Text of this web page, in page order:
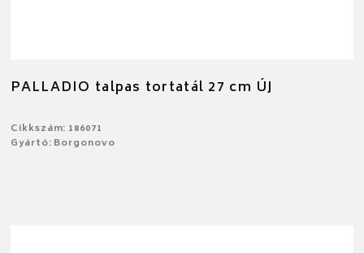
PALLADIO talpas tortatál 27 cm ÚJ
Cikkszám: 186071
Gyártó: Borgonovo